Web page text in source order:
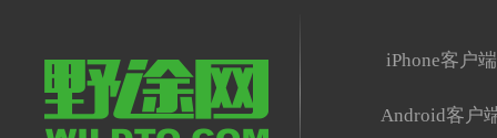
iPhone客户端
Android客户